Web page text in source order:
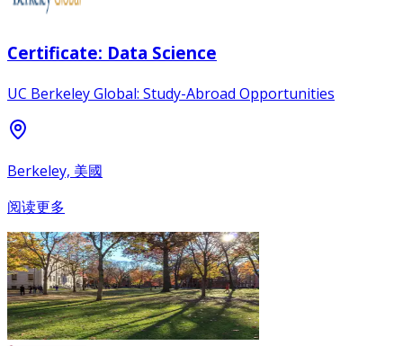
Certificate: Data Science
UC Berkeley Global: Study-Abroad Opportunities
Berkeley, 美國
阅读更多